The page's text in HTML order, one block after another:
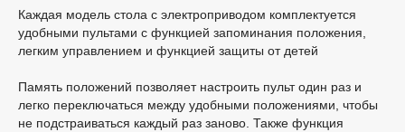
Каждая модель стола с электроприводом комплектуется
удобными пультами с функцией запоминания положения,
легким управлением и функцией защиты от детей
Память положений позволяет настроить пульт один раз и
легко переключаться между удобными положениями, чтобы
не подстраиваться каждый раз заново. Также функция